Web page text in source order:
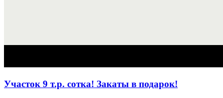
Участок 9 т.р. сотка! Закаты в подарок!